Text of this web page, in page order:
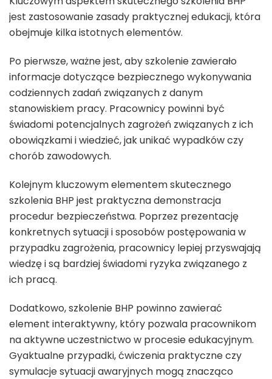
jest zastosowanie zasady praktycznej edukacji, która
obejmuje kilka istotnych elementów.
Po pierwsze, ważne jest, aby szkolenie zawierało
informacje dotyczące bezpiecznego wykonywania
codziennych zadań związanych z danym
stanowiskiem pracy. Pracownicy powinni być
świadomi potencjalnych zagrożeń związanych z ich
obowiązkami i wiedzieć, jak unikać wypadków czy
chorób zawodowych.
Kolejnym kluczowym elementem skutecznego
szkolenia BHP jest praktyczna demonstracja
procedur bezpieczeństwa. Poprzez prezentację
konkretnych sytuacji i sposobów postępowania w
przypadku zagrożenia, pracownicy lepiej przyswajają
wiedzę i są bardziej świadomi ryzyka związanego z
ich pracą.
Dodatkowo, szkolenie BHP powinno zawierać
element interaktywny, który pozwala pracownikom
na aktywne uczestnictwo w procesie edukacyjnym.
Gyaktualne przypadki, ćwiczenia praktyczne czy
symulacje sytuacji awaryjnych mogą znacząco